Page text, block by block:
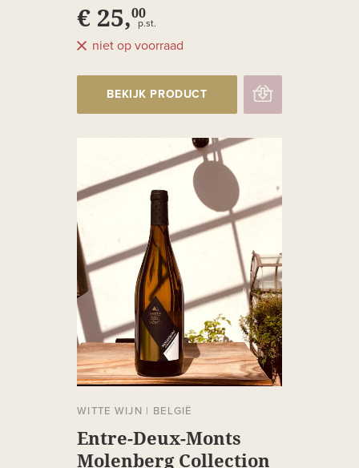
€ 25,00
p.st.
niet op voorraad
BEKIJK PRODUCT
WITTE WIJN | BELGIË
Entre-Deux-Monts
Molenberg Collection